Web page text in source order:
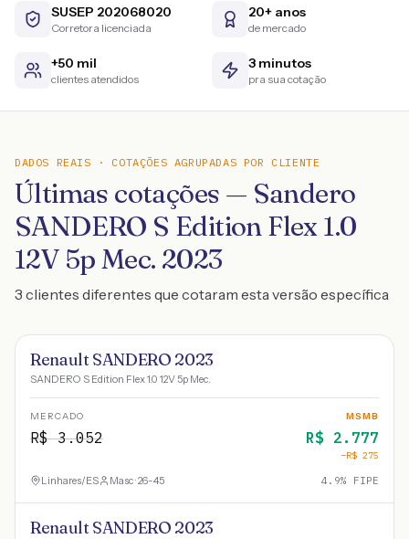
SUSEP 202068020
Corretora licenciada
20+ anos
de mercado
+50 mil
clientes atendidos
3 minutos
pra sua cotação
DADOS REAIS · COTAÇÕES AGRUPADAS POR CLIENTE
Últimas cotações — Sandero
SANDERO S Edition Flex 1.0
12V 5p Mec. 2023
3 clientes diferentes que cotaram esta versão específica
Renault SANDERO 2023
SANDERO S Edition Flex 1.0 12V 5p Mec.
MERCADO
R$3.052
MSMB
R$ 2.777
−R$ 275
Linhares/ES Masc · 26-45 4.9% FIPE
Renault SANDERO 2023